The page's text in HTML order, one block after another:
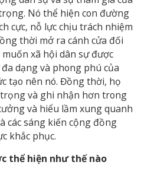
Nó thể hiện con đường
cực, nỗ lực chịu trách nhiệm
thời mở ra cánh cửa đối
xã hội dân sự được
dạng và phong phú của
tạo nên nó. Đồng thời, họ
và ghi nhận hơn trong
và hiểu lầm xung quanh
các sáng kiến ​​​​cộng đồng
khắc phục.
thể hiện như thế nào